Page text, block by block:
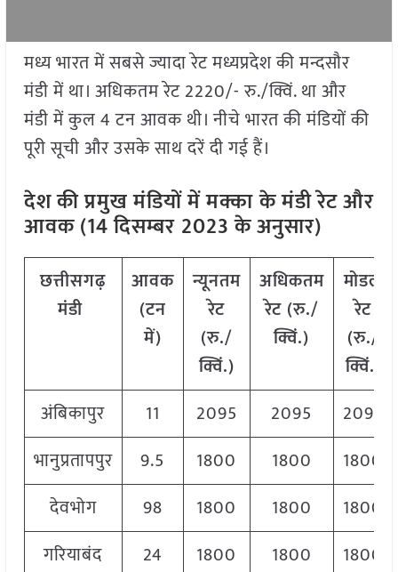
मध्य भारत में सबसे ज्यादा रेट मध्यप्रदेश की मन्दसौर
मंडी में था। अधिकतम रेट 2220/- रु./क्विं. था और
मंडी में कुल 4 टन आवक थी। नीचे भारत की मंडियों की
पूरी सूची और उसके साथ दरें दी गई हैं।
देश की प्रमुख मंडियों में मक्काके मंडी रेट और
आवक (14 दिसम्बर 2023 के अनुसार)
छत्तीसगढ़
मंडी
आवक
(टन
में)
न्यूनतम
रेट
(रु./
क्विं.)
अधिकतम
रेट (रु./
क्विं.)
मोडल
रेट
(रु./
क्विं.)
अंबिकापुर
11 2095 2095
2095
भानुप्रतापपुर
9.5 1800 1800
1800
देवभोग
98 1800 1800
1800
गरियाबंद
24 1800 1800
1800